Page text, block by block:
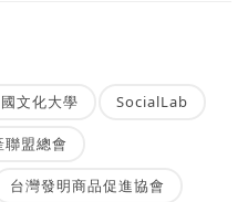
文化大學 SocialLab
盟總會
台灣發明商品促進協會